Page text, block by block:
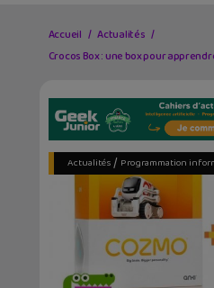
Accueil
Actualités
Crocos Box : une box pour
Actualités/ Programmation